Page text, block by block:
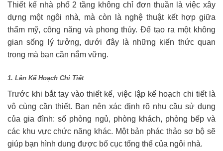
Thiết kế nhà phố 2 tầng không chỉ đơn thuần là việc xây
dựng một ngôi nhà, mà còn là nghệ thuật kết hợp giữa
thẩm mỹ, công năng và phong thủy. Để tạo ra một không
gian sống lý tưởng, dưới đây là những kiến thức quan
trọng mà bạn cần nắm vững.
1. Lên Kế Hoạch Chi Tiết
Trước khi bắt tay vào thiết kế, việc lập kế hoạch chi tiết là
vô cùng cần thiết. Bạn nên xác định rõ nhu cầu sử dụng
của gia đình: số phòng ngủ, phòng khách, phòng bếp và
các khu vực chức năng khác. Một bản phác thảo sơ bộ sẽ
giúp bạn hình dung được bố cục tổng thể của ngôi nhà.